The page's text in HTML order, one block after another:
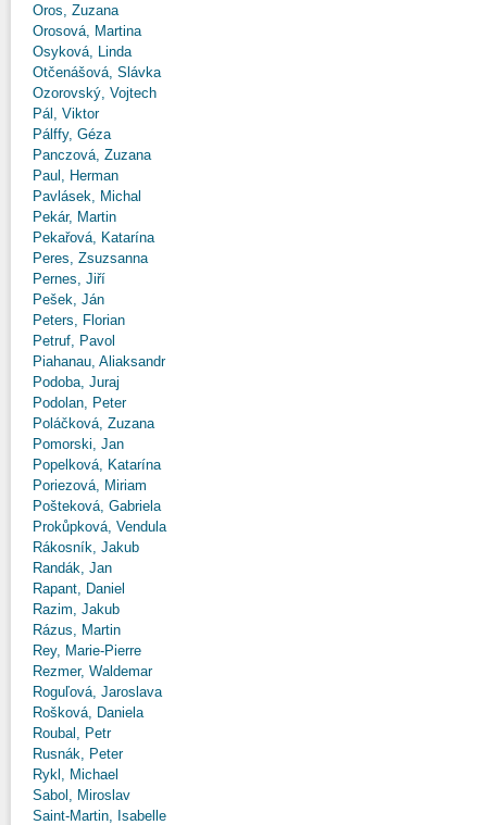
Oros, Zuzana
Orosová, Martina
Osyková, Linda
Otčenášová, Slávka
Ozorovský, Vojtech
Pál, Viktor
Pálffy, Géza
Panczová, Zuzana
Paul, Herman
Pavlásek, Michal
Pekár, Martin
Pekařová, Katarína
Peres, Zsuzsanna
Pernes, Jiří
Pešek, Ján
Peters, Florian
Petruf, Pavol
Piahanau, Aliaksandr
Podoba, Juraj
Podolan, Peter
Poláčková, Zuzana
Pomorski, Jan
Popelková, Katarína
Poriezová, Miriam
Pošteková, Gabriela
Prokůpková, Vendula
Rákosník, Jakub
Randák, Jan
Rapant, Daniel
Razim, Jakub
Rázus, Martin
Rey, Marie-Pierre
Rezmer, Waldemar
Roguľová, Jaroslava
Rošková, Daniela
Roubal, Petr
Rusnák, Peter
Rykl, Michael
Sabol, Miroslav
Saint-Martin, Isabelle